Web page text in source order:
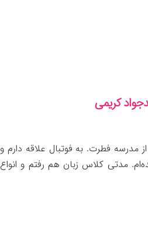
کریمی
فطرت. به فوتبال علاقه دارم و
مدتی کلاس زبان هم رفتم و انواع